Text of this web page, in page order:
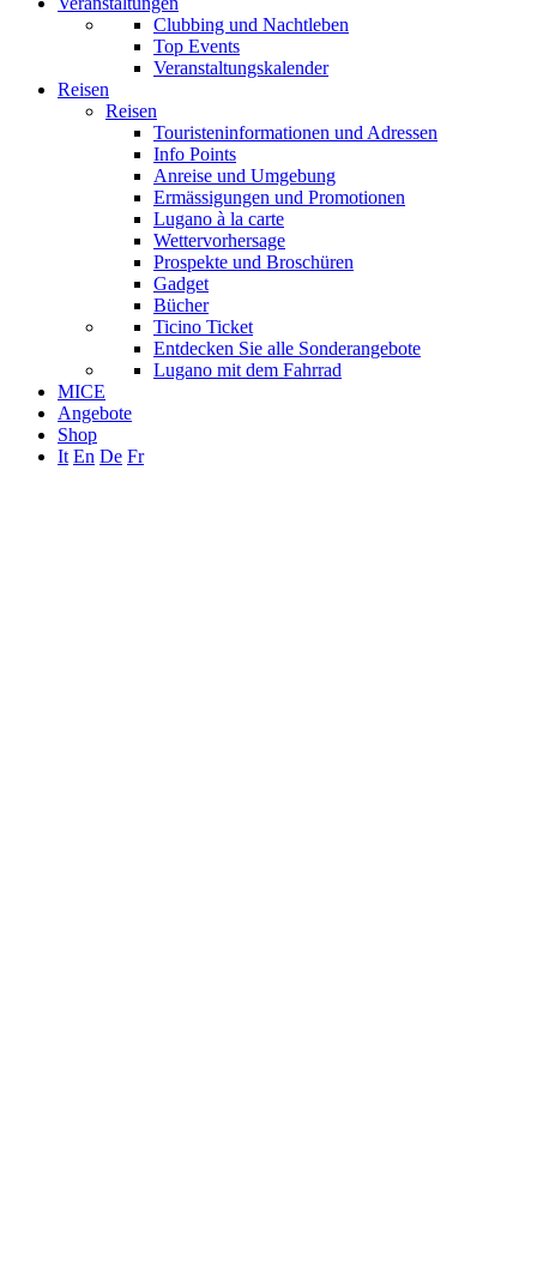
Clubbing und Nachtleben
Top Events
Veranstaltungskalender
Reisen
Reisen
Touristeninformationen und Adressen
Info Points
Anreise und Umgebung
Ermässigungen und Promotionen
Lugano à la carte
Wettervorhersage
Prospekte und Broschüren
Gadget
Bücher
Ticino Ticket
Entdecken Sie alle Sonderangebote
Lugano mit dem Fahrrad
MICE
Angebote
Shop
It En De Fr